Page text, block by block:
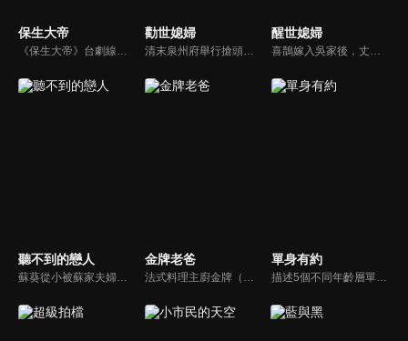
保生大帝
《保生大帝》台劇線上看。「保生大帝」的劇情是敘述大道公吳本成佛之前，在凡間救人濟世的感人故事。劇中並穿插天界龍女下凡，心中暗戀她的瘟神追隨而至，與吳本以及富家女玉蓮四個人產生了一段天上人間的情感糾葛。
勸世媳婦
清末泉州府舉行搶頭旗，周成踢進彩炮贏得頭旗，因此娶到月娌，然周成父母反對，後經月娌父親登門懇求，周家二老才答應婚事。周成想到台灣發展，月娌不顧公婆反對支持丈夫，周父只好籌措路費讓兒子完成心願。
醒世媳婦
喜鵲嫁入吳家後，丈夫竟離奇身亡。喜鵲與婆婆一同將遺腹子重孝撫養長大，無奈婆婆並不疼愛這個小孫子，且將所有關愛放在長孫重仁上。重仁與重孝在成長過程中所受到的不平等待遇，讓兄弟之情備受考驗。而喜鵲與婆婆金葉嬸的感情已不十分融洽，在兩兄弟各自娶妻之後，讓婆媳問題又更加複雜。
聽不到的戀人 金牌老爸 單身有約
描述5個不同年齡層單身女子的愛情、婚姻觀。